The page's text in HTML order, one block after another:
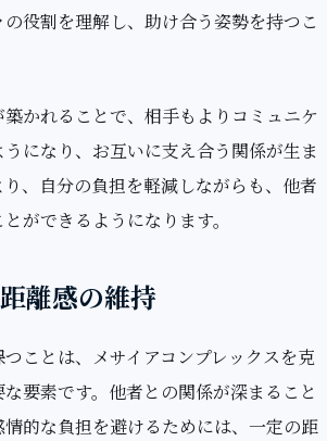
役割を理解し、助け合う姿勢を持つこ
かれることで、相手もよりコミュニケ
になり、お互いに支え合う関係が生ま
、自分の負担を軽減しながらも、他者
ができるようになります。
離感の維持
ことは、メサイアコンプレックスを克
要素です。他者との関係が深まること
的な負担を避けるためには、一定の距